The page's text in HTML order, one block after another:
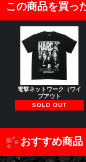
この商品を買っ
電撃ネットワーク（ワイ
プアウト
SOLD OUT
おすすめ商品